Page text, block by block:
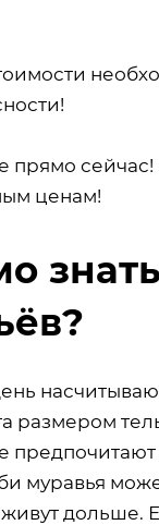
прямо
ценам!
размером
муравья
живут дольше.